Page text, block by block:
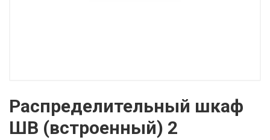
Распределительный шкаф
ШВ (встроенный) 2